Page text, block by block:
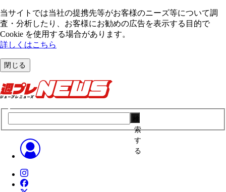
当サイトでは当社の提携先等がお客様のニーズ等について調
査・分析したり、お客様にお勧めの広告を表⽰する⽬的で
Cookie を使⽤する場合があります。
詳しくはこちら
閉じる
索
す
る